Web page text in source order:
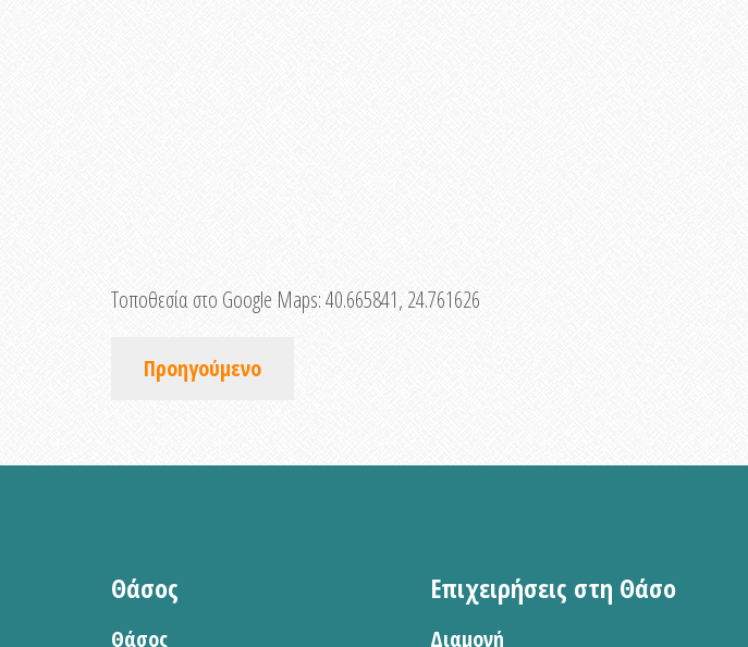
Τοποθεσία στο Google Maps:40.665841, 24.761626
Προηγούμενο
Θάσος
Θάσος
Επιχειρήσεις στη Θάσο
Διαμονή